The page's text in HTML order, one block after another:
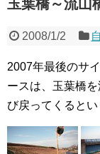
玉葉橋～流山
2008/1/2
2007年最後のサ
ースは、玉葉橋
び戻ってくるとい